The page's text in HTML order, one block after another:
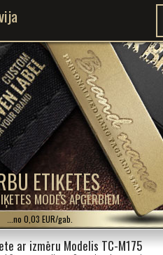
ETIĶETES
MODES APĢĒRBIEM
...no 0,03 EUR/gab.
ar izmēru Modelis TC-M175